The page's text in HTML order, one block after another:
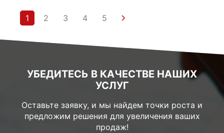
1 2 3 4 5
УБЕДИТЕСЬ В КАЧЕСТВЕ НАШИХ
УСЛУГ
Оставьте заявку, и мы найдем точки роста и
предложим решения для увеличения ваших
продаж!